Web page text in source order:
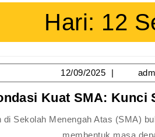
Hari: 12
12/09/2025 12/09/
Kuat SMA:
membentuk masa